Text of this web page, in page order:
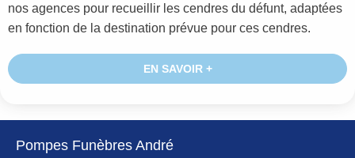
nos agences pour recueillir les cendres du défunt, adaptées
en fonction de la destination prévue pour ces cendres.
EN SAVOIR +
Pompes Funèbres André